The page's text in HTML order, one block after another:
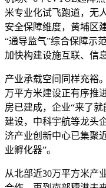
米专业化试飞跑道，无
安全保障维度，黄埔区
“通导监气”综合保障示
加快构建设施互联、信
产业承载空间同样充裕
万平方米建设正有序推
房已建成，企业“来了
建设，中科宇航等龙头
济产业创新中心已集聚
业孵化器”。
从北部近30万平方米产